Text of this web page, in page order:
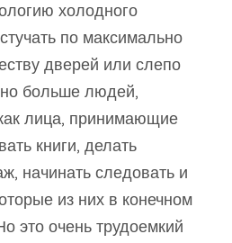
холодного
по максимально
дверей или слепо
больше людей,
лица, принимающие
книги, делать
начинать следовать и
из них в конечном
это очень трудоемкий